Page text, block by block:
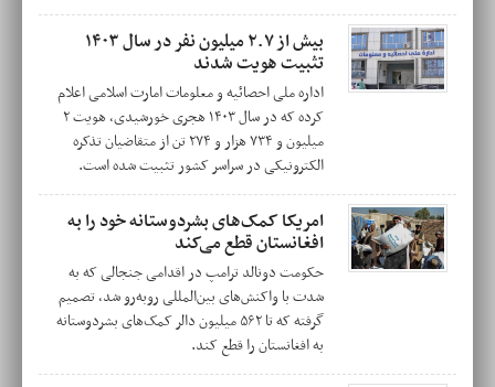
بیش از ۲.۷ میلیون نفر در سال ۱۴۰۳
تثبیت هویت شدند
اداره ملی احصائیه و معلومات امارت اسلامی اعلام
کرده که در سال ۱۴۰۳ هجری خورشیدی، هویت ۲
میلیون و ۷۳۴ هزار و ۲۷۴ تن از متقاضیان تذکره
الکترونیکی در سراسر کشور تثبیت شده است.
امریکا کمک‌های بشردوستانه خود را به
افغانستان قطع می‌کند
حکومت دونالد ترامپ در اقدامی جنجالی که به
شدت با واکنش‌های بین‌المللی روبه‌رو شد، تصمیم
گرفته که تا ۵۶۲ میلیون دالر کمک‌های بشردوستانه
به افغانستان را قطع کند.